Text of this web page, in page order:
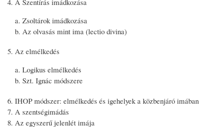
Zsoltárok imádkozása
Az olvasás mint ima (lectio divina)
Az elmélkedés
Logikus elmélkedés
Szt. Ignác módszere
IHOP módszer: elmélkedés és igehelyek a közbenjáró imában
A szentségimádás
Az egyszerű jelenlét imája